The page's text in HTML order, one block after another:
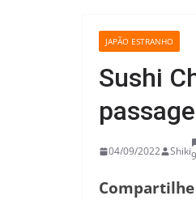
JAPÃO ESTRANHO
Sushi
04/09/2022 Shiki
Compartilhe